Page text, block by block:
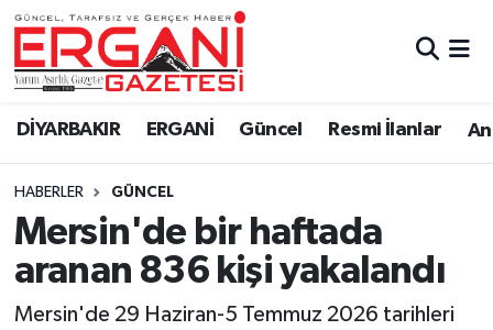
DİYARBAKIR ERGANİ Güncel Resmi İlanlar
HABERLER GÜNCEL
Mersin'de bir haftada
aranan 836 kişi yakalandı
Mersin'de 29 Haziran-5 Temmuz 2026 tarihleri
DİYARBAKIR
BİSMİL
BAĞLAR
ERGANİ
Güncel
Resmi İlanlar
Ergani Nöbetçi Eczaneler
Ergani Hava Durumu
Ergani Trafik Yoğunluk Haritası
Süper Lig Puan Durumu ve Fikstür
Tüm Manşetler